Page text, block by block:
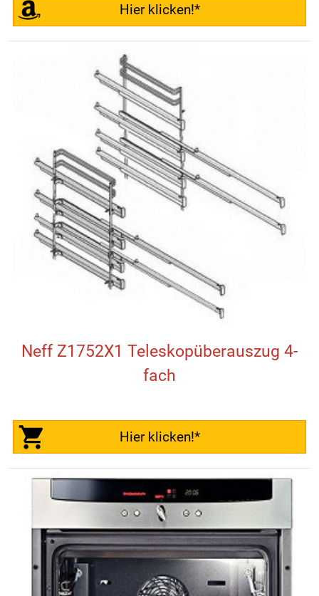
Hier klicken!*
Neff Z1752X1 Teleskopüberauszug 4-
fach
Hier klicken!*